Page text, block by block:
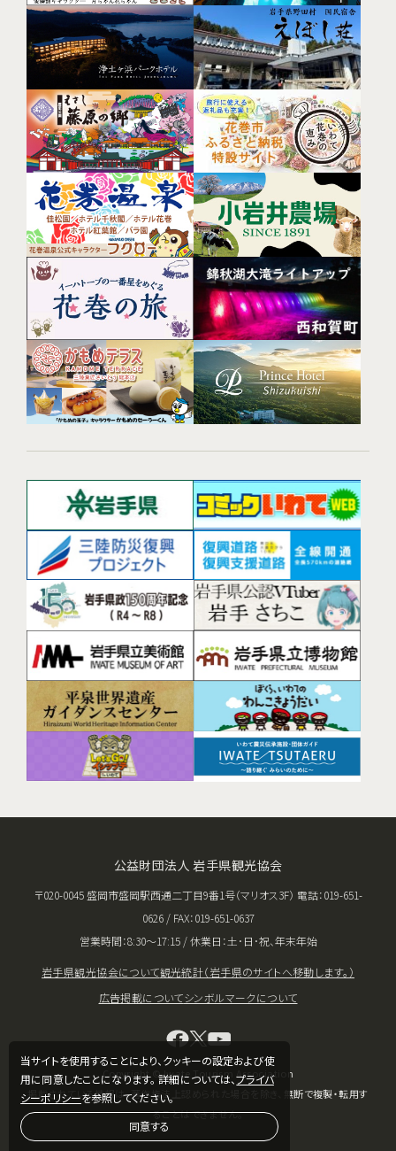
当サイトを使用することにより、クッキーの設定および使
用に同意したことになります。 詳細については、プライバ
シーポリシーを参照してください。
同意する
公益財団法人 岩手県観光協会
〒020-0045 盛岡市盛岡駅西通二丁目9番1号（マリオス3F） 電話：019-651-
0626 / FAX：019-651-0637
営業時間：8:30〜17:15 / 休業日：土･日･祝、年末年始
岩手県観光協会について観光統計（岩手県のサイトへ移動します。）
広告掲載についてシンボルマークについて
Copyright © Iwate Tourism Association
掲載されている情報は、著作権法上認められた場合を除き、無断で複製・転用す
ることはできません。